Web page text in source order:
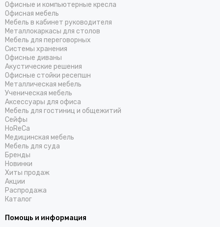
Офисные и компьютерные кресла
Офисная мебель
Мебель в кабинет руководителя
Металлокаркасы для столов
Мебель для переговорных
Системы хранения
Офисные диваны
Акустические решения
Офисные стойки ресепшн
Металлическая мебель
Ученическая мебель
Аксессуары для офиса
Мебель для гостиниц и общежитий
Cейфы
HoReCa
Медицинская мебель
Мебель для суда
Бренды
Новинки
Хиты продаж
Акции
Распродажа
Каталог
Помощь и информация